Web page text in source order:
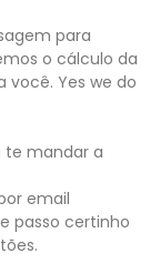
para
o cálculo da
Yes we do
te mandar a
email
passo certinho